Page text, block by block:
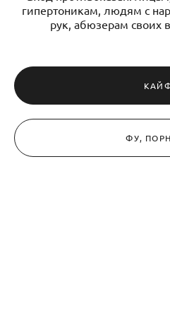
гипертоникам, людям с
рук, абюзерам своих
ФУ,